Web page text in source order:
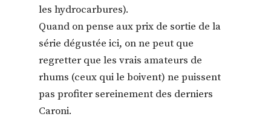
les hydrocarbures).
Quand on pense aux prix de sortie de la
série dégustée ici, on ne peut que
regretter que les vrais amateurs de
rhums (ceux qui le boivent) ne puissent
pas profiter sereinement des derniers
Caroni.